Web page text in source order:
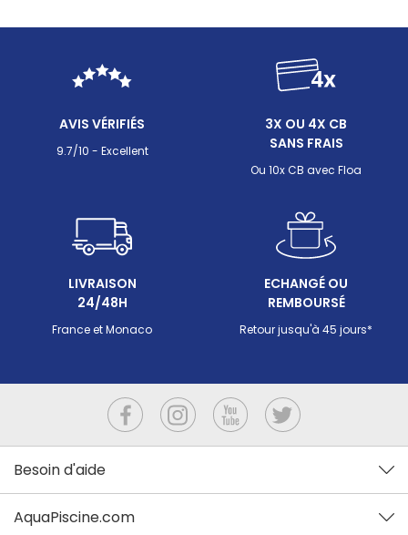
AVIS VÉRIFIÉS
9.7/10 - Excellent
3X OU 4X CB
SANS FRAIS
Ou 10x CB avec Floa
LIVRAISON
24/48H
France et Monaco
ECHANGÉ OU
REMBOURSÉ
Retour jusqu'à 45 jours*
Besoin d'aide
AquaPiscine.com